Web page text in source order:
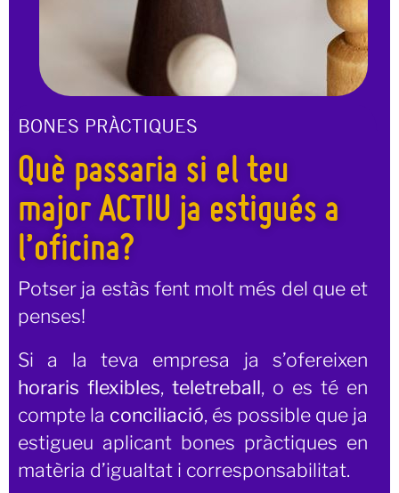
BONES PRÀCTIQUES
Què passaria si el teu
major ACTIU ja estigués a
l’oficina?
Potser ja estàs fent molt més del que et
penses!
Si a la teva empresa ja s’ofereixen
horaris flexibles, teletreball, o es té en
compte la conciliació, és possible que ja
estigueu aplicant bones pràctiques en
matèria d’igualtat i corresponsabilitat.